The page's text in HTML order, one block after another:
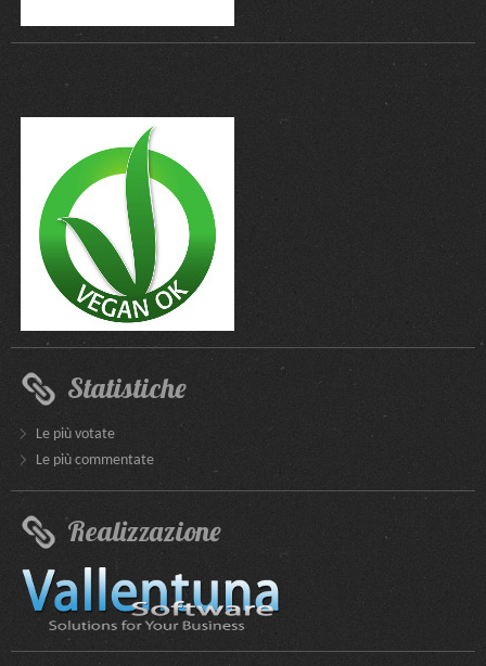
Statistiche
Le più votate
Le più commentate
Realizzazione